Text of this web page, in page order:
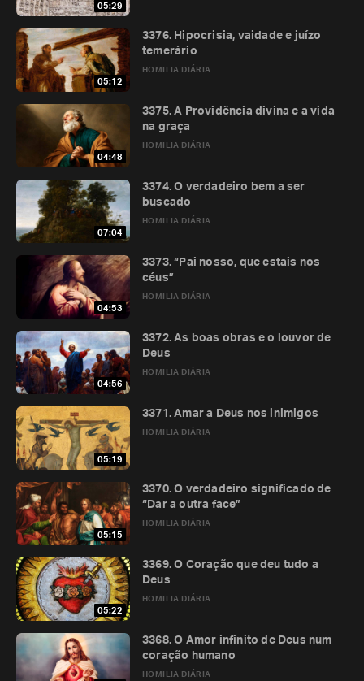
05:29
05:12
HOMILIA DIÁRIA
3376. Hipocrisia, vaidade e juízo
temerário
04:48
HOMILIA DIÁRIA
3375. A Providência divina e a vida
na graça
07:04
HOMILIA DIÁRIA
3374. O verdadeiro bem a ser
buscado
04:53
HOMILIA DIÁRIA
3373. “Pai nosso, que estais nos
céus”
04:56
HOMILIA DIÁRIA
3372. As boas obras e o louvor de
Deus
05:19
HOMILIA DIÁRIA
3371. Amar a Deus nos inimigos
05:15
HOMILIA DIÁRIA
3370. O verdadeiro significado de
“Dar a outra face”
05:22
HOMILIA DIÁRIA
3369. O Coração que deu tudo a
Deus
HOMILIA DIÁRIA
3368. O Amor infinito de Deus num
coração humano